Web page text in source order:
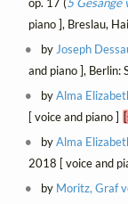
op. 17 (5 Gesänge
piano ], Breslau,
byJoseph
and piano ], Berlin:
byAlma
[ voice and piano ]
byAlma
2018 [ voice and
by Moritz, Graf